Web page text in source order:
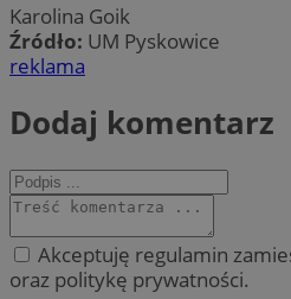
Karolina Goik
Źródło: UM Pyskowice
reklama
Dodaj komentarz
Akceptuję regulamin
oraz politykę prywatności.